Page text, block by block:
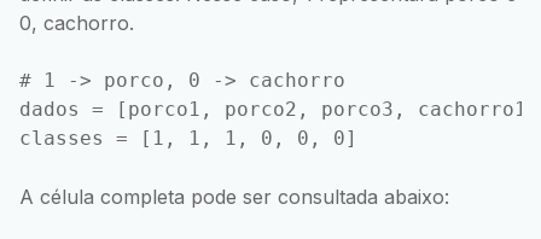
0, cachorro.
# 1 -> porco, 0 -> cachorro
dados = [porco1, porco2, porco3,
A célula completa pode ser consultada abaixo: